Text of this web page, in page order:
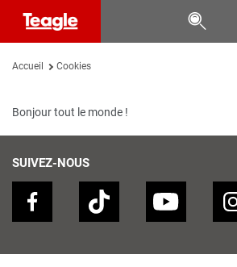

Accueil Cookies
Bonjour tout le monde !
SUIVEZ-NOUS